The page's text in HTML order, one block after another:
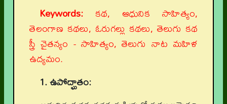
Keywords: కథ, ఆధునిక సాహిత్యం,
తెలంగాణ కథలు, ఓరుగల్లు కథలు, తెలుగు కథ
స్త్రీ చైతన్యం - సాహిత్యం, తెలుగు నాట మహిళ
ఉద్యమం.
1. ఉపోద్ఘాతం: